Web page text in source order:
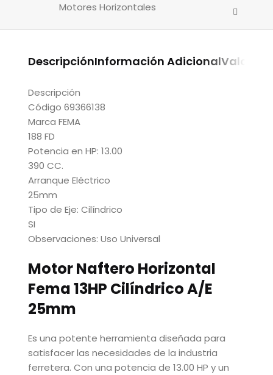
Motores Horizontales
DescripciónInformación Adicional
Descripción
Código 69366138
Marca FEMA
188 FD
Potencia en HP: 13.00
390 CC.
Arranque Eléctrico
25mm
Tipo de Eje: Cilíndrico
SI
Observaciones: Uso Universal
Motor Naftero Horizontal
Fema 13HP Cilíndrico A/E
25mm
Es una potente herramienta diseñada para
satisfacer las necesidades de la industria
ferretera. Con una potencia de 13.00 HP y un